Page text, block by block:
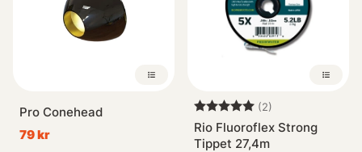
Pro Conehead
79 kr
Betyg: (2)
Rio Fluoroflex Strong
Tippet 27,4m